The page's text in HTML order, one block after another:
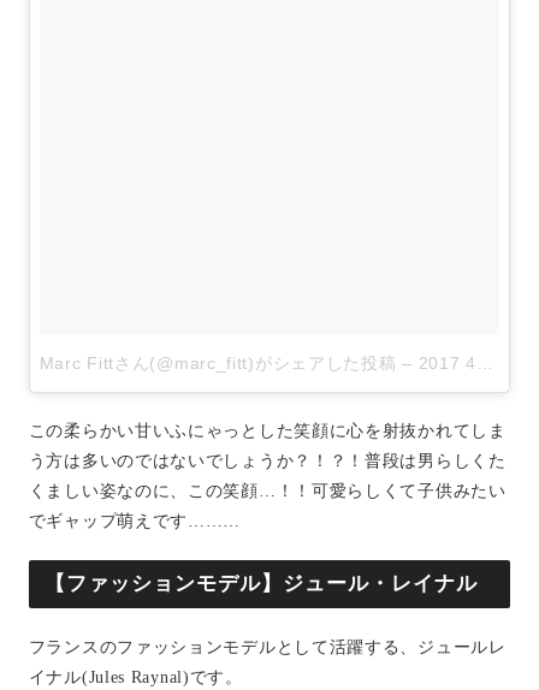
Marc Fittさん(@marc_fitt)がシェアした投稿 – 2017 4月 23 6:18午前 PDT
この柔らかい甘いふにゃっとした笑顔に心を射抜かれてしま
う方は多いのではないでしょうか？！？！普段は男らしくた
くましい姿なのに、この笑顔…！！可愛らしくて子供みたい
でギャップ萌えです………
【ファッションモデル】ジュール・レイナル
フランスのファッションモデルとして活躍する、ジュールレ
イナル(Jules Raynal)です。